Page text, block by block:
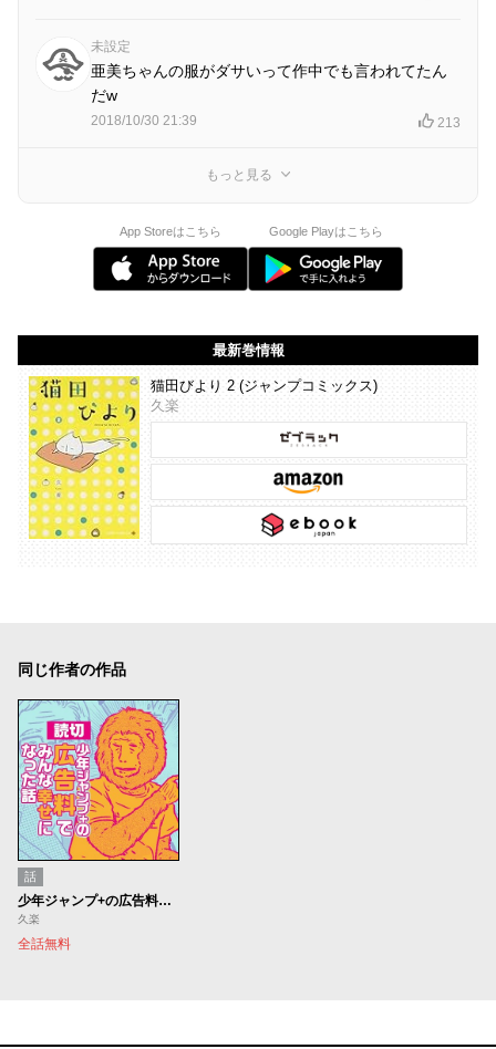
未設定
亜美ちゃんの服がダサいって作中でも言われてたん
だw
2018/10/30 21:39 213
もっと見る
App Storeはこちら Google Playはこちら
最新巻情報
猫田びより 2 (ジャンプコミックス)
久楽
同じ作者の作品
話
少年ジャンプ+の広告料でみんな幸せになった話
久楽
全話無料